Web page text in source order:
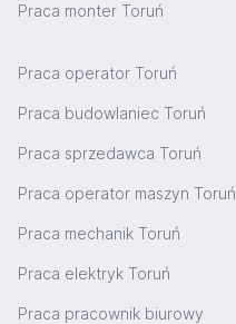
Praca monter Toruń
Praca operator Toruń
Praca budowlaniec Toruń
Praca sprzedawca Toruń
Praca operator maszyn Toruń
Praca mechanik Toruń
Praca elektryk Toruń
Praca pracownik biurowy